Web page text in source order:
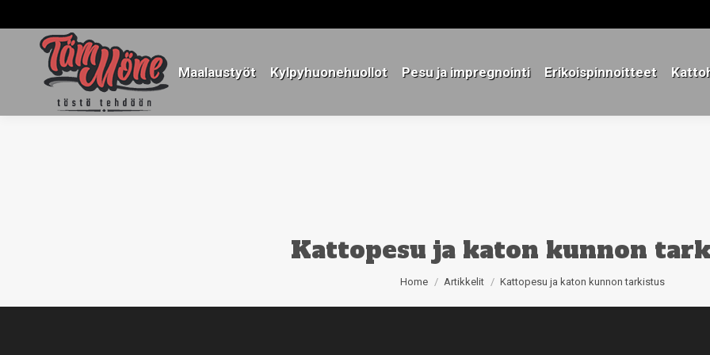
Maalaustyöt Kylpyhuonehuollot Pesu ja impregnointi Erikoispinnoitteet
Kattopesu ja katon kunnon
You are here:
Home Artikkelit Kattopesu ja katon kunnon tarkistus
Maalaustyöt Kylpyhuonehuollot Pesu ja impregnointi Erikoispinnoitteet